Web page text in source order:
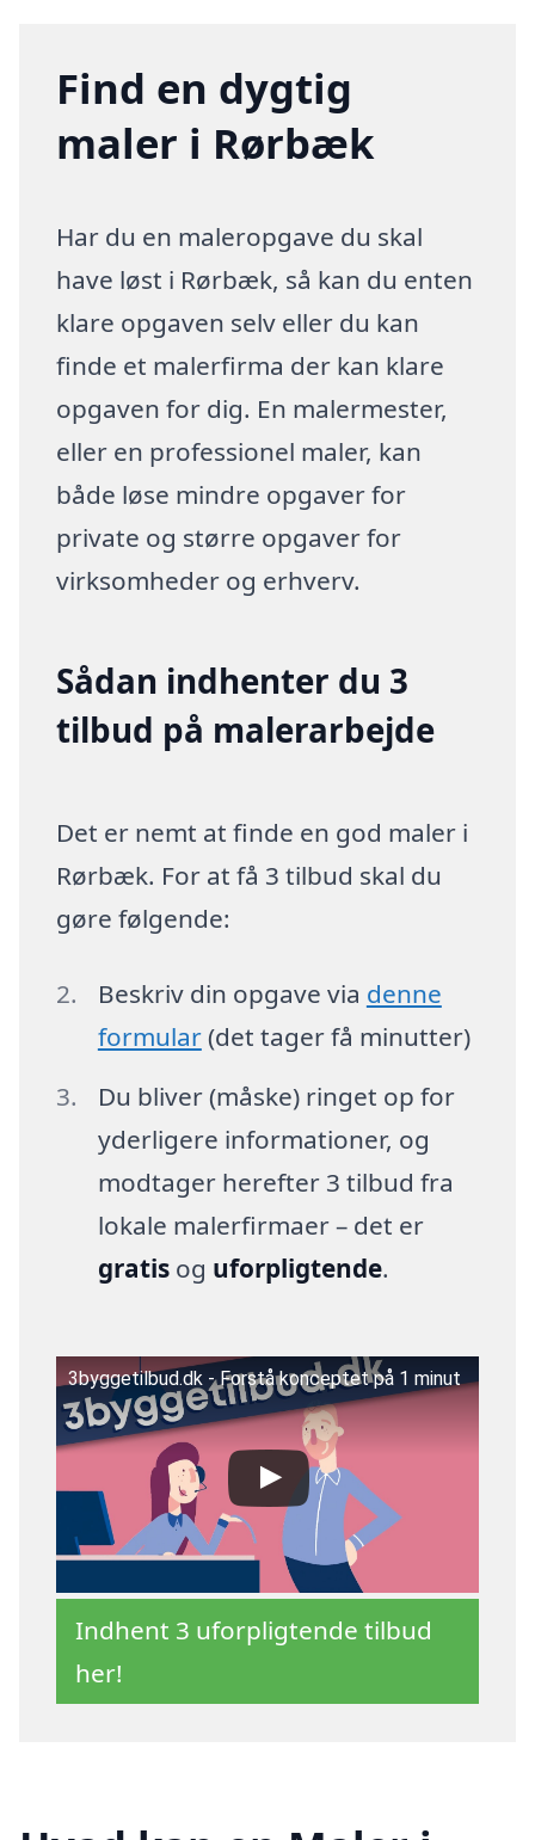
Find en dygtig
maler i Rørbæk
Har du en maleropgave du skal
have løst i Rørbæk, så kan du enten
klare opgaven selv eller du kan
finde et malerfirma der kan klare
opgaven for dig. En malermester,
eller en professionel maler, kan
både løse mindre opgaver for
private og større opgaver for
virksomheder og erhverv.
Sådan indhenter du 3
tilbud på malerarbejde
Det er nemt at finde en god maler i
Rørbæk. For at få 3 tilbud skal du
gøre følgende:
Beskriv din opgave via denne
formular(det tager få minutter)
Du bliver (måske) ringet op for
yderligere informationer, og
modtager herefter 3 tilbud fra
lokale malerfirmaer – det er
gratisog uforpligtende.
3byggetilbud.dk - Forstå konceptet på 1 minut
Indhent 3 uforpligtende tilbud
her!